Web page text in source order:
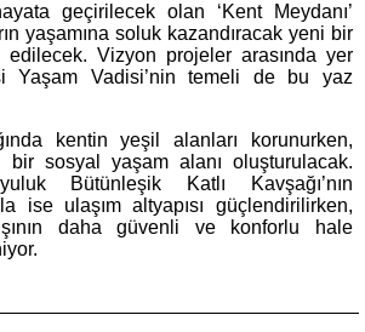
geçirilecek olan ‘Kent Meydanı’
yaşamına soluk kazandıracak yeni bir
Vizyon projeler arasında yer
Yaşam Vadisi’nin temeli de bu yaz
kentin yeşil alanları korunurken,
sosyal yaşam alanı oluşturulacak.
Bütünleşik Katlı Kavşağı’nın
ise ulaşım altyapısı güçlendirilirken,
daha güvenli ve konforlu hale